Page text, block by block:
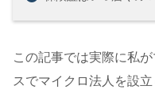
この記事では実際に私
スでマイクロ法人を設